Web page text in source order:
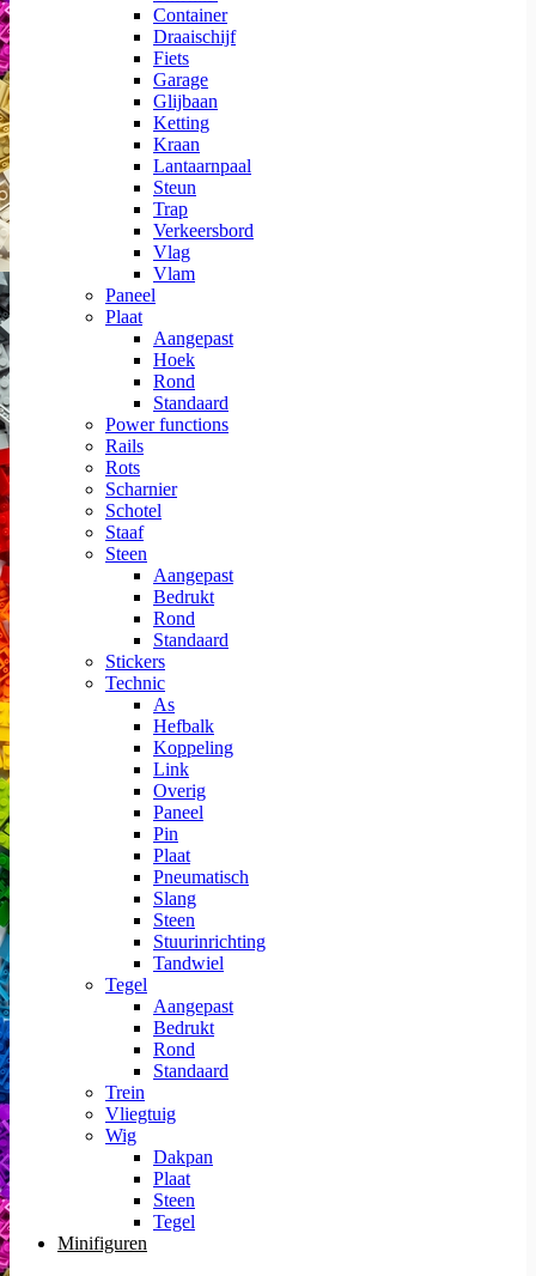
Container
Draaischijf
Fiets
Garage
Glijbaan
Ketting
Kraan
Lantaarnpaal
Steun
Trap
Verkeersbord
Vlag
Vlam
Paneel
Plaat
Aangepast
Hoek
Rond
Standaard
Power functions
Rails
Rots
Scharnier
Schotel
Staaf
Steen
Aangepast
Bedrukt
Rond
Standaard
Stickers
Technic
As
Hefbalk
Koppeling
Link
Overig
Paneel
Pin
Plaat
Pneumatisch
Slang
Steen
Stuurinrichting
Tandwiel
Tegel
Aangepast
Bedrukt
Rond
Standaard
Trein
Vliegtuig
Wig
Dakpan
Plaat
Steen
Tegel
Minifiguren